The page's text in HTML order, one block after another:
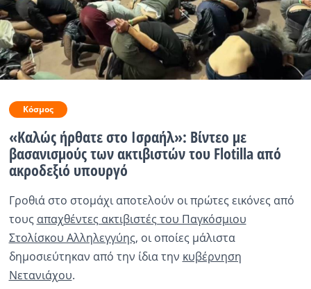
Κοινωνία
Πολιτική
Οικονομία
Κόσμος
Ραδιόφωνο LIVE
Εκπομπές
Πολιτισμός
Κόσμος
«Καλώς ήρθατε στο Ισραήλ»: Βίντεο με
βασανισμούς των ακτιβιστών του Flotilla από
ακροδεξιό υπουργό
Γροθιά στο στομάχι αποτελούν οι πρώτες εικόνες από
τους απαχθέντες ακτιβιστές του Παγκόσμιου
Στολίσκου Αλληλεγγύης, οι οποίες μάλιστα
δημοσιεύτηκαν από την ίδια την κυβέρνηση
Νετανιάχου.